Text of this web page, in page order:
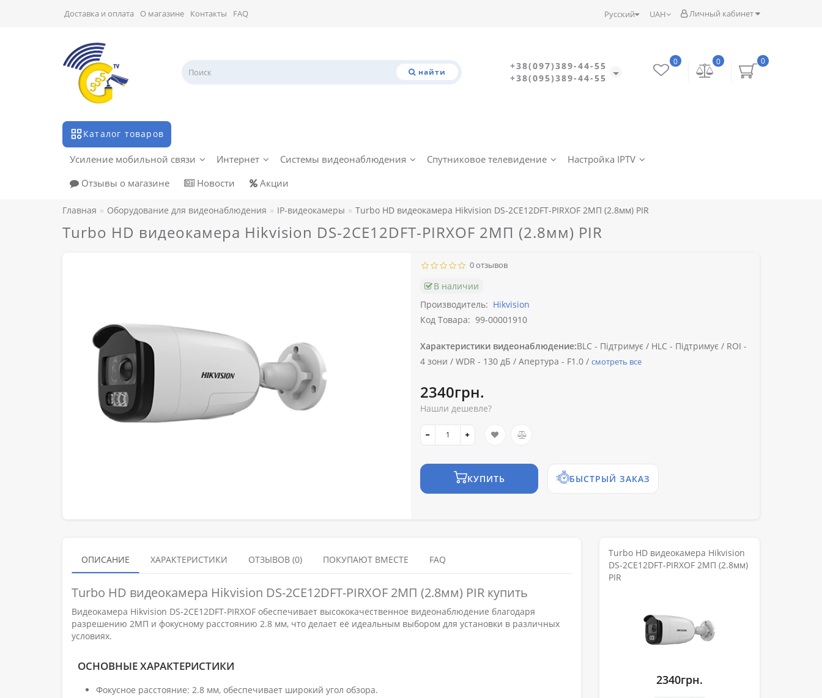
Личный кабинет
UAH
Русский
Доставка и оплата О магазине Контакты FAQ
найти
+38(097)389-44-55
+38(095)389-44-55
0
0
0
Каталог товаров
Усиление мобильной связи Интернет Системы видеонаблюдения Спутниковое телевидение
Настройка IPTV
Отзывы о магазине
Новости Акции
Главная Оборудование для видеонаблюдения IP-видеокамеры Turbo HD видеокамера Hikvision DS-2CE12DFT-PIRXOF 2МП (2.8мм) PIR
Turbo HD видеокамера Hikvision DS-2CE12DFT-PIRXOF 2МП (2.8мм) PIR
0 отзывов
В наличии
Производитель: Hikvision
Код Товара: 99-00001910
Характеристики видеонаблюдение:BLC - Підтримує / HLC - Підтримує / ROI -
4 зони / WDR - 130 дБ / Апертура - F1.0 / смотреть все
2340грн.
Нашли дешевле?
КУПИТЬ БЫСТРЫЙ ЗАКАЗ
ОПИСАНИЕ ХАРАКТЕРИСТИКИ ОТЗЫВОВ (0) ПОКУПАЮТ ВМЕСТЕ FAQ
Turbo HD видеокамера Hikvision DS-2CE12DFT-PIRXOF 2МП (2.8мм) PIR купить
Видеокамера Hikvision DS-2CE12DFT-PIRXOF обеспечивает высококачественное видеонаблюдение благодаря
разрешению 2МП и фокусному расстоянию 2.8 мм, что делает её идеальным выбором для установки в различных
условиях.
ОСНОВНЫЕ ХАРАКТЕРИСТИКИ
Фокусное расстояние: 2.8 мм, обеспечивает широкий угол обзора.
Turbo HD видеокамера Hikvision
DS-2CE12DFT-PIRXOF 2МП (2.8мм)
PIR
2340грн.